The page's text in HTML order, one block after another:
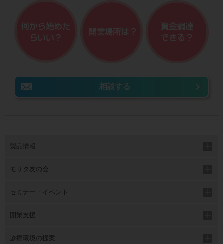
相談する
製品情報
モリタ友の会
セミナー・イベント
開業支援
診療環境の提案